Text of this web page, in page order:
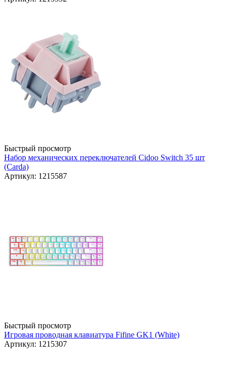
Быстрый просмотр
Набор механических переключателей Cidoo Switch 35 шт
(Carda)
Артикул: 1215587
Быстрый просмотр
Игровая проводная клавиатура Fifine GK1 (White)
Артикул: 1215307